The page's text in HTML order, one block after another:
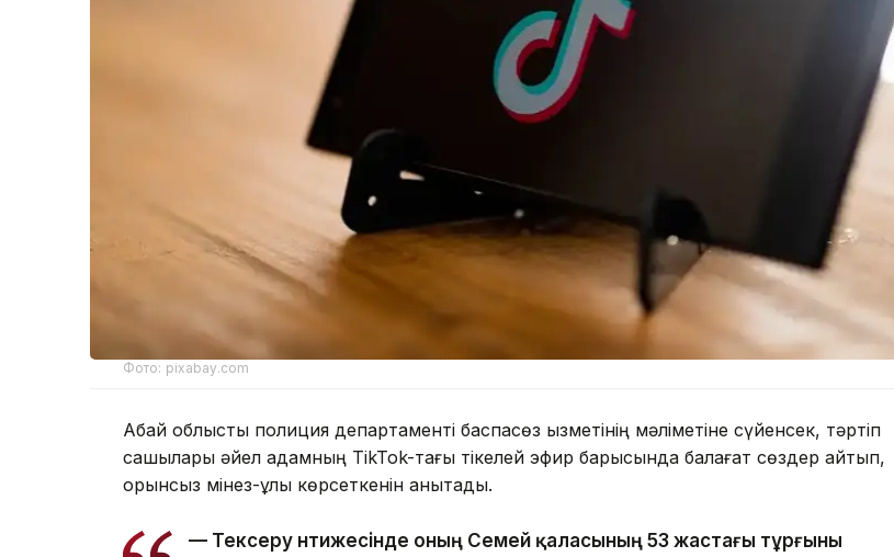
Фото: pixabay.com
Абай облыстық полиция департаменті баспасөз қызметінің мәліметіне сүйенсек, тәртіп
сақшылары әйел адамның TikTok-тағы тікелей эфир барысында балағат сөздер айтып,
орынсыз мінез-құлық көрсеткенін анықтады.
— Тексеру нәтижесінде оның Семей қаласының 53 жастағы тұрғыны